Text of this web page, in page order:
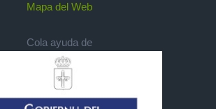
Mapa del Web
Cola ayuda de